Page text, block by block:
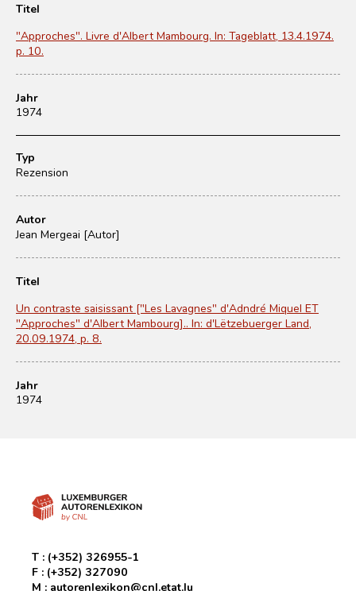
Titel
"Approches". Livre d'Albert Mambourg. In: Tageblatt, 13.4.1974.
p. 10.
Jahr
1974
Typ
Rezension
Autor
Jean Mergeai [Autor]
Titel
Un contraste saisissant ["Les Lavagnes" d'Adndré Miquel ET
"Approches" d'Albert Mambourg].. In: d'Lëtzebuerger Land,
20.09.1974, p. 8.
Jahr
1974
T : (+352) 326955-1
F : (+352) 327090
M : autorenlexikon@cnl.etat.lu